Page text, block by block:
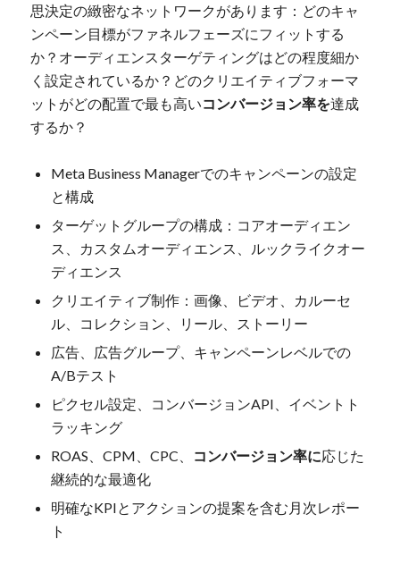
思決定の緻密なネットワークがあります：どのキャ
ンペーン目標がファネルフェーズにフィットする
か？オーディエンスターゲティングはどの程度細か
く設定されているか？どのクリエイティブフォーマ
ットがどの配置で最も高いコンバージョン率を達成
するか？
Meta Business Managerでのキャンペーンの設定
と構成
ターゲットグループの構成：コアオーディエン
ス、カスタムオーディエンス、ルックライクオー
ディエンス
クリエイティブ制作：画像、ビデオ、カルーセ
ル、コレクション、リール、ストーリー
広告、広告グループ、キャンペーンレベルでの
A/Bテスト
ピクセル設定、コンバージョンAPI、イベントト
ラッキング
ROAS、CPM、CPC、
コンバージョン率に応じた
継続的な最適化
明確なKPIとアクションの提案を含む月次レポー
ト